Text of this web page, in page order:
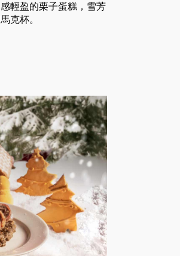
輕盈的栗子蛋糕，雪芳
克杯。